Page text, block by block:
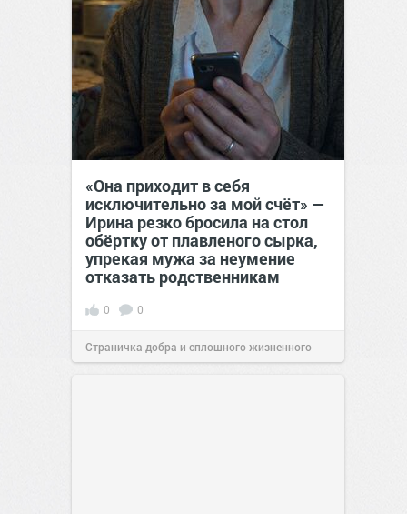
«Она приходит в себя
исключительно за мой счёт» —
Ирина резко бросила на стол
обёртку от плавленого сырка,
упрекая мужа за неумение
отказать родственникам
0 0
Страничка добра и сплошного жизненного